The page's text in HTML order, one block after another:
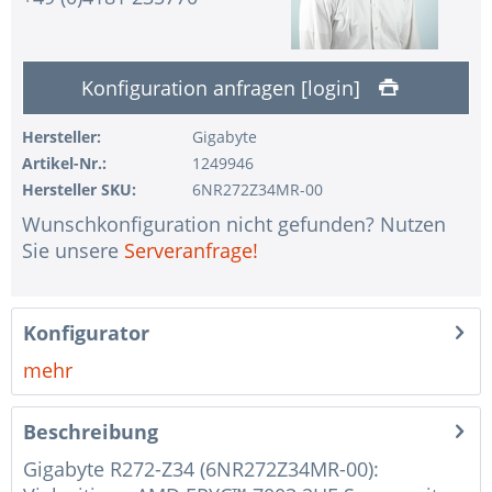
1 Stk.
ohne USV
ohne Konfiguration IPMI Interface
1 Stk.
ohne RAID-Konfiguration
1 Stk.
ohne Vorinstallation des Betriebssystems
1 Stk.
Hinweise + Kommentare für die Montage
1 Stk.
Assemblierung und Test des Systems
1 Stk.
Garantiepaket Steel für Happyware-Systeme
Konfiguration anfragen [login]
Hersteller:
Gigabyte
Artikel-Nr.:
1249946
Hersteller SKU:
6NR272Z34MR-00
Wunschkonfiguration nicht gefunden? Nutzen
Sie unsere Serveranfrage!
Konfigurator
mehr
Beschreibung
Gigabyte R272-Z34 (6NR272Z34MR-00):